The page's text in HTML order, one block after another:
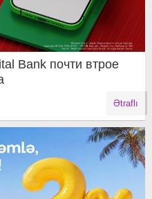
Bank почти втрое
Ətraflı